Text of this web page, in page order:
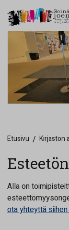
Etusivu / Kirjaston
Alla on
ota yhteyttä